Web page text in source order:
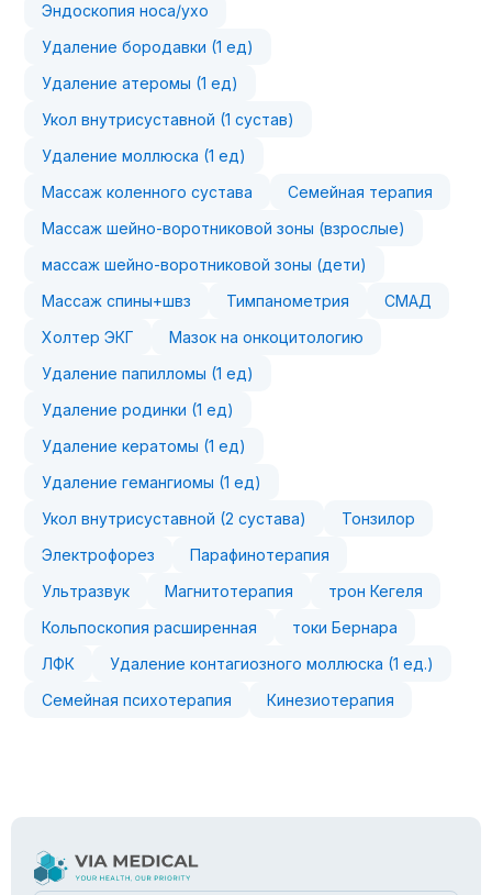
Эндоскопия носа/ухо
Удаление бородавки (1 ед)
Удаление атеромы (1 ед)
Укол внутрисуставной (1 сустав)
Удаление моллюска (1 ед)
Массаж коленного сустава
Семейная терапия
Массаж шейно-воротниковой зоны (взрослые)
массаж шейно-воротниковой зоны (дети)
Массаж спины+швз
Тимпанометрия
СМАД
Холтер ЭКГ
Мазок на онкоцитологию
Удаление папилломы (1 ед)
Удаление родинки (1 ед)
Удаление кератомы (1 ед)
Удаление гемангиомы (1 ед)
Укол внутрисуставной (2 сустава)
Тонзилор
Электрофорез
Парафинотерапия
Ультразвук
Магнитотерапия
трон Кегеля
Кольпоскопия расширенная
токи Бернара
ЛФК
Удаление контагиозного моллюска (1 ед.)
Семейная психотерапия
Кинезиотерапия